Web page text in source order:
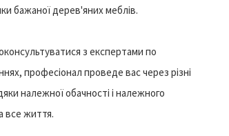
бажаної дерев'яних меблів.
з експертами по
професіонал проведе вас через різні
належної обачності і належного
все життя.